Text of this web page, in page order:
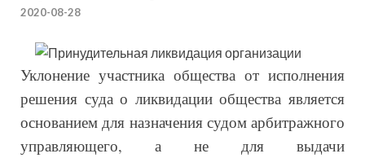
2020-08-28
Уклонение участника общества от исполнения
решения суда о ликвидации общества является
основанием для назначения судом арбитражного
управляющего, а не для выдачи